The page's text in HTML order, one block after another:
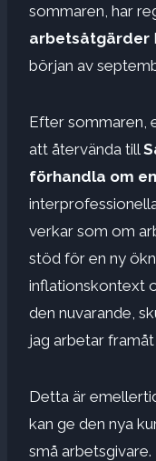
sommaren, har
arbetsåtgärder
början av
Efter sommaren,
att återvända till
förhandla om
verkar som om
stöd för en ny
inflationskontext
den nuvarande,
jag arbetar
Detta är
kan ge den nya
små